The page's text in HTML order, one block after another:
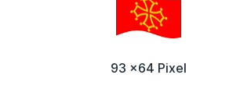
93 x64 Pixel